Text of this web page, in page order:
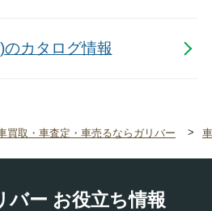
カタログ情報
買取・車査定・車売るならガリバー
バー お役立ち情報